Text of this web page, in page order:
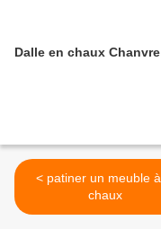
Dalle en chaux Chanvre
< patiner un meuble à la
chaux